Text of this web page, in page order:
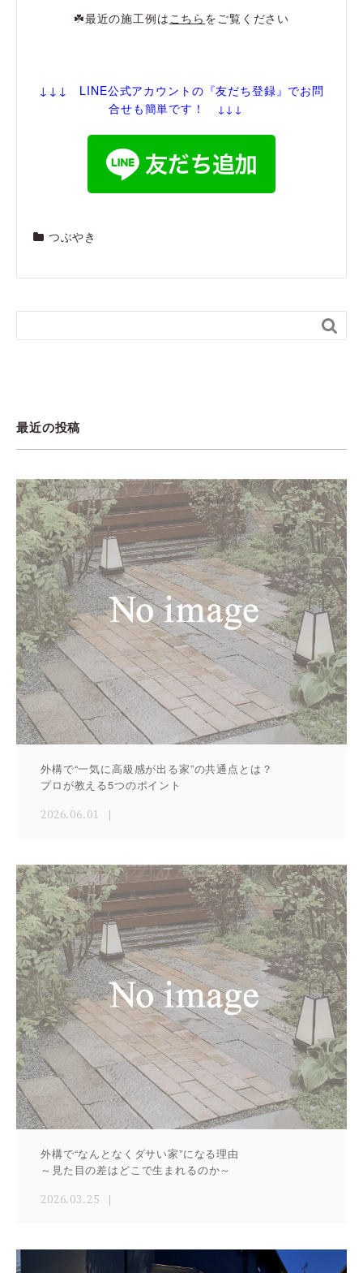
☘️最近の施工例は こちら をご覧ください
↓↓↓ LINE公式アカウントの『友だち登録 』でお問
合せも簡単です！
↓↓↓
つぶやき

最近の投稿
外構で“一気に高級感が出る家”の共通点とは？
プロが教える5つのポイント
2026.06.01
外構で“なんとなくダサい家”になる理由
～見た目の差はどこで生まれるのか～
2026.03.25